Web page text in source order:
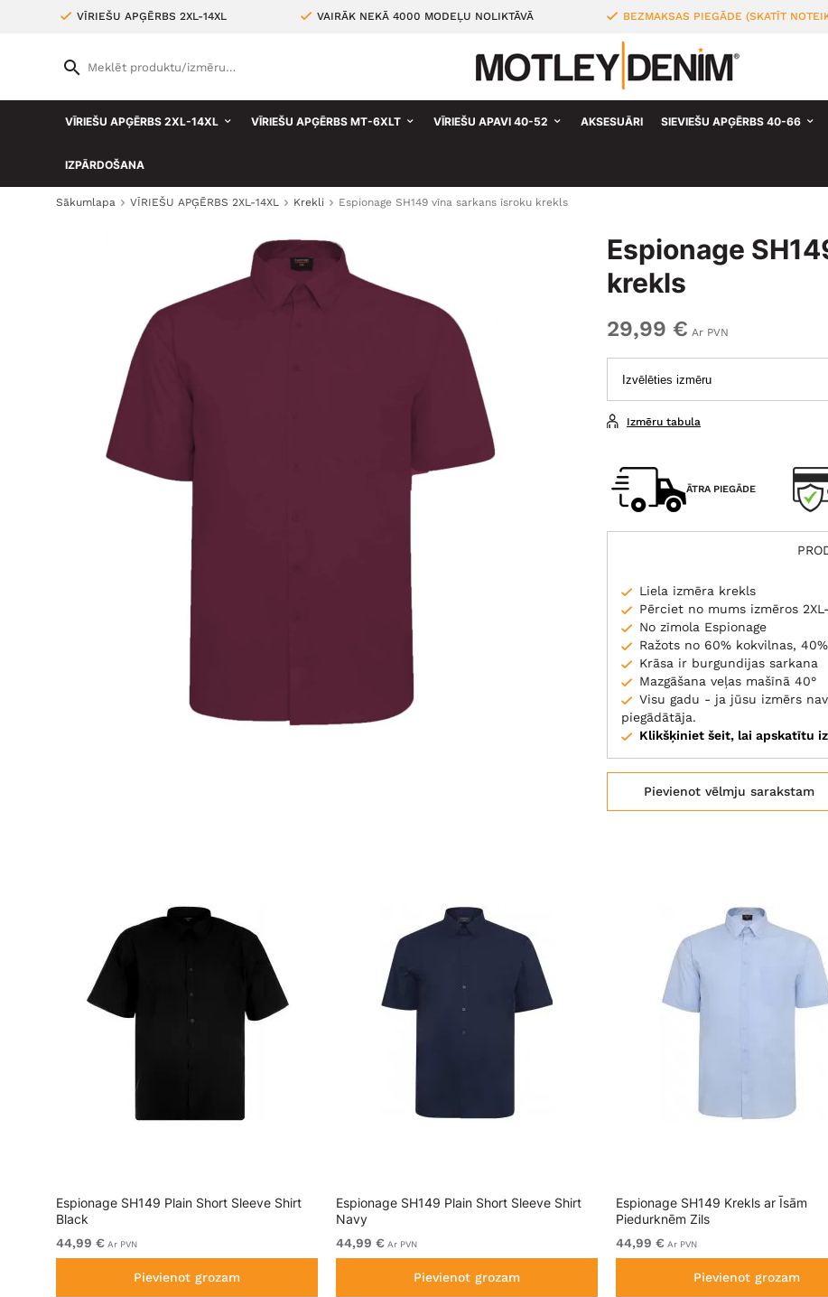
VĪRIEŠU APĢĒRBS 2XL-14XL VAIRĀK NEKĀ 4000 MODEĻU NOLIKTĀVĀ BEZMAKSAS PIEGĀDE (SKATĪT
VĪRIEŠU APĢĒRBS 2XL-14XL VĪRIEŠU APĢĒRBS MT-6XLT VĪRIEŠU APAVI 40-52 AKSESUĀRI SIEVIEŠU APĢĒRBS 40-66
IZPĀRDOŠANA
Sākumlapa VĪRIEŠU APĢĒRBS 2XL-14XL Krekli Espionage SH149 vīna sarkans īsroku krekls
Espionage
krekls
29,99 € Ar PVN
Izmēru tabula
ĀTRA PIEGĀDE
Liela izmēra krekls
Pērciet no mums izmēros 2XL-
No zīmola Espionage
Ražots no 60% kokvilnas,
Krāsa ir burgundijas sarkana
Mazgāšana veļas mašīnā 40°
Visu gadu - ja jūsu izmērs
piegādātāja.
Klikšķiniet šeit, lai apskatītu
Pievienot vēlmju sarakstam
Espionage SH149 Plain Short Sleeve Shirt
Black
44,99 € Ar PVN
Pievienot grozam
Espionage SH149 Plain Short Sleeve Shirt
Navy
44,99 € Ar PVN
Pievienot grozam
Espionage SH149 Krekls ar Īsām
Piedurknēm Zils
44,99 € Ar PVN
Pievienot grozam